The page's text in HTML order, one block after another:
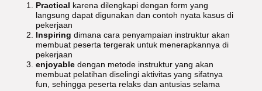
Practical
karena dilengkapi dengan form yang
langsung dapat digunakan dan contoh nyata kasus di
pekerjaan
Inspiringdimana cara penyampaian instruktur akan
membuat peserta tergerak untuk menerapkannya di
pekerjaan
enjoyabledengan metode instruktur yang akan
membuat pelatihan diselingi aktivitas yang sifatnya
fun, sehingga peserta relaks dan antusias selama